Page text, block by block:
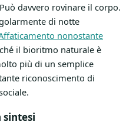
davvero rovinare il corpo.
di notte
nonostante
il bioritmo naturale è
più di un semplice
riconoscimento di